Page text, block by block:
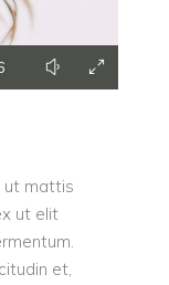
ut mattis
ut elit
et,